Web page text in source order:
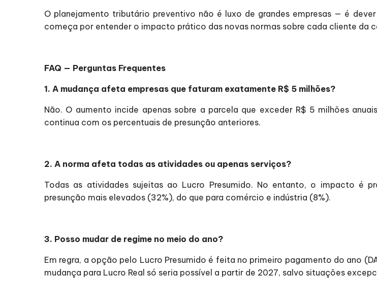
O planejamento tributário preventivo não é luxo de grandes empresas — é
começa por entender o impacto prático das novas normas sobre cada cliente da
FAQ — Perguntas Frequentes
1. A mudança afeta empresas que faturam exatamente R$ 5 milhões?
Não. O aumento incide apenas sobre a parcela que exceder R$ 5 milhões
continua com os percentuais de presunção anteriores.
2. A norma afeta todas as atividades ou apenas serviços?
Todas as atividades sujeitas ao Lucro Presumido. No entanto, o impacto é
presunção mais elevados (32%), do que para comércio e indústria (8%).
3. Posso mudar de regime no meio do ano?
Em regra, a opção pelo Lucro Presumido é feita no primeiro pagamento do ano
mudança para Lucro Real só seria possível a partir de 2027, salvo situações